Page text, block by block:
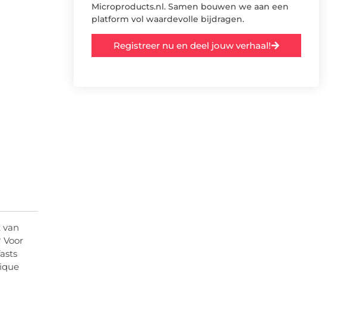
van
Microproducts.nl. Samen bouwen we aan een
platform vol waardevolle bijdragen.
Registreer nu en deel jouw verhaal!